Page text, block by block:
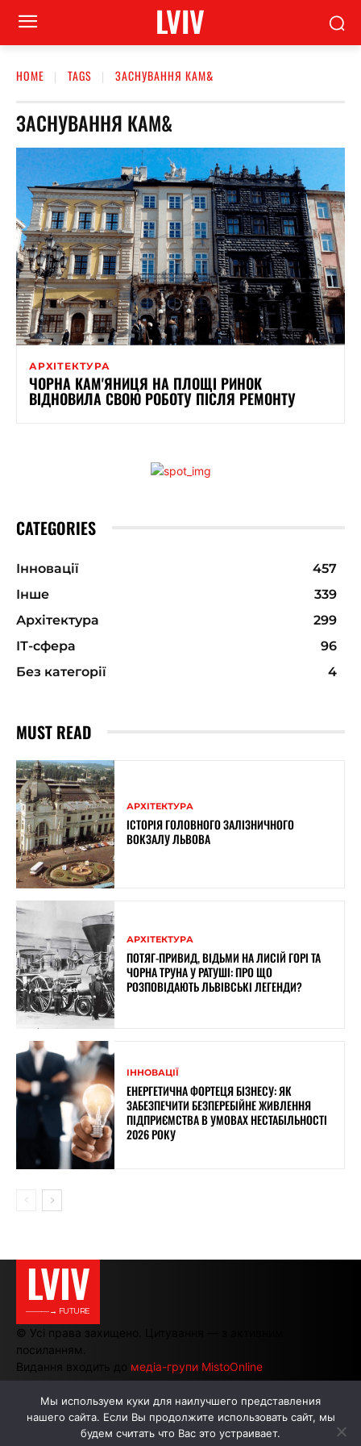
LVIV
HOME TAGS ЗАСНУВАННЯ КАМ&
ЗАСНУВАННЯ КАМ&
АРХІТЕКТУРА
ЧОРНА КАМ'ЯНИЦЯ НА ПЛОЩІ РИНОК
ВІДНОВИЛА СВОЮ РОБОТУ ПІСЛЯ РЕМОНТУ
CATEGORIES
Інновації
457
Інше
339
Архітектура
299
ІТ-сфера
96
Без категорії
4
MUST READ
АРХІТЕКТУРА
ІСТОРІЯ ГОЛОВНОГО ЗАЛІЗНИЧНОГО
ВОКЗАЛУ ЛЬВОВА
АРХІТЕКТУРА
ПОТЯГ-ПРИВИД, ВІДЬМИ НА ЛИСІЙ ГОРІ ТА
ЧОРНА ТРУНА У РАТУШІ: ПРО ЩО
РОЗПОВІДАЮТЬ ЛЬВІВСЬКІ ЛЕГЕНДИ?
ІННОВАЦІЇ
ЕНЕРГЕТИЧНА ФОРТЕЦЯ БІЗНЕСУ: ЯК
ЗАБЕЗПЕЧИТИ БЕЗПЕРЕБІЙНЕ ЖИВЛЕННЯ
ПІДПРИЄМСТВА В УМОВАХ НЕСТАБІЛЬНОСТІ
2026 РОКУ
LVIV
———→ FUTURE
© Усі права захищено. Цитування — з активним
посиланням.
Видання входить до медіа-групи MistoOnline
АВТОРИ РЕКЛАМА НА САЙТІ
Мы используем куки для наилучшего представления
нашего сайта. Если Вы продолжите использовать сайт, мы
будем считать что Вас это устраивает.